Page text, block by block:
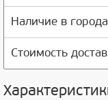
Наличие в
Стоимость